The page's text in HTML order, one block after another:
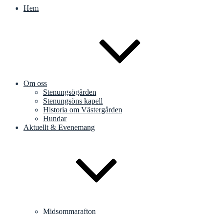
Hem
Om oss
Stenungsögården
Stenungsöns kapell
Historia om Västergården
Hundar
Aktuellt & Evenemang
Midsommarafton